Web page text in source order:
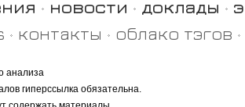
новости доклады
контакты облако тэгов
анализа
гиперссылка обязательна.